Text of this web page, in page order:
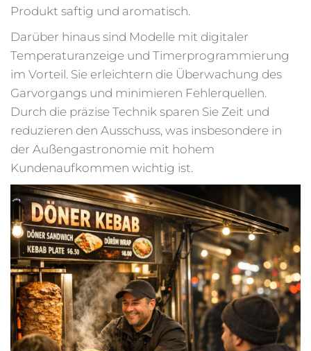
Produkt saftig und aromatisch.
Darüber hinaus sind Modelle mit digitaler
Temperaturanzeige und Timerprogrammierung
im Vorteil. Sie erleichtern die Überwachung des
Garvorgangs und minimieren Fehlerquellen.
Durch die präzise Technik sparen Sie Zeit und
reduzieren den Ausschuss, was insbesondere in
der Außengastronomie mit hohem
Kundenaufkommen wichtig ist.